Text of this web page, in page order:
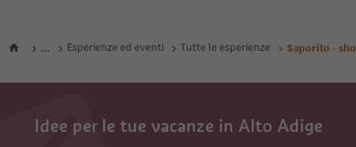
... Esperienze ed eventi Tutte le esperienze Saporito -
Idee per le tue vacanze in Alto Adige